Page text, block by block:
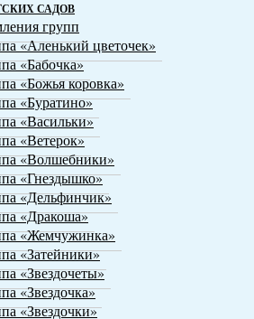
САДОВ
групп
«Аленький цветочек»
«Бабочка»
«Божья коровка»
«Буратино»
«Васильки»
«Ветерок»
«Волшебники»
«Гнездышко»
«Дельфинчик»
«Дракоша»
«Жемчужинка»
«Затейники»
«Звездочеты»
«Звездочка»
«Звездочки»